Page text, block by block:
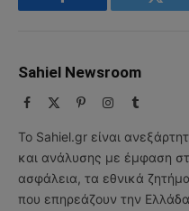
Facebook
Sahiel Newsroom
Facebook PinterestInstagram
Tumblr
Το Sahiel.gr είναι
και ανάλυσης με έμφαση
ασφάλεια, τα εθνικά
που επηρεάζουν την